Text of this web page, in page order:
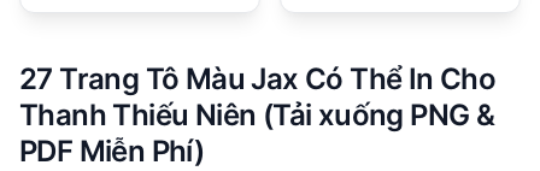
27 Trang Tô Màu Jax Có Thể In Cho
Thanh Thiếu Niên (Tải xuống PNG &
PDF Miễn Phí)